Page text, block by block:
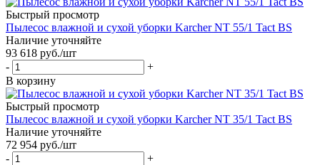
Быстрый просмотр
Пылесос влажной и сухой уборки Karcher NT 55/1 Tact BS
Наличие уточняйте
93 618 руб./шт
-
+
В корзину
Быстрый просмотр
Пылесос влажной и сухой уборки Karcher NT 35/1 Tact BS
Наличие уточняйте
72 954 руб./шт
-
+